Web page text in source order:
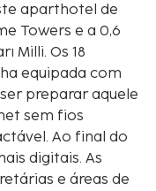
Towers e a 0,6
Milli. Os 18
equipada com
preparar aquele
sem fios
Ao final do
digitais. As
e áreas de